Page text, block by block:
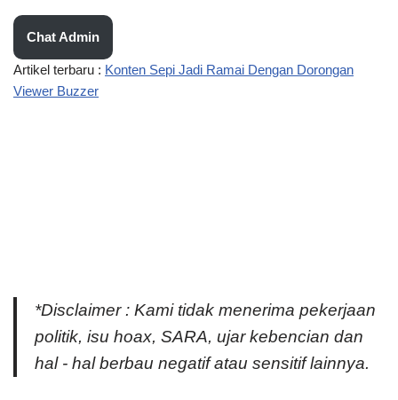
Chat Admin
Artikel terbaru : Konten Sepi Jadi Ramai Dengan Dorongan
Viewer Buzzer
*Disclaimer : Kami tidak menerima pekerjaan
politik, isu hoax, SARA, ujar kebencian dan
hal - hal berbau negatif atau sensitif lainnya.